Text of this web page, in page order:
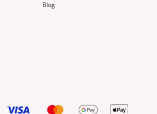
Blog